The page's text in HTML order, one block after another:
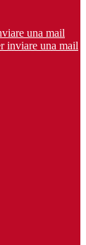
una mail
inviare una mail